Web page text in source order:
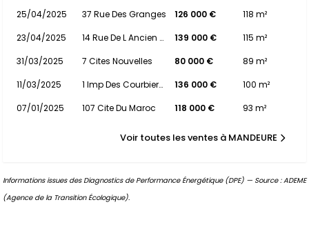
25/04/2025
37 Rue Des Granges 126 000 €
118 m²
23/04/2025
14 Rue De L Ancien Marche 139 000 €
115 m²
31/03/2025
7 Cites Nouvelles 80 000 €
89 m²
11/03/2025
1 Imp Des Courbieres 136 000 €
100 m²
07/01/2025
107 Cite Du Maroc 118 000 € 93 m²
Voir toutes les ventes à MANDEURE
Informations issues des Diagnostics de Performance Énergétique (DPE) — Source : ADEME
(Agence de la Transition Écologique).